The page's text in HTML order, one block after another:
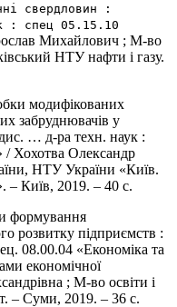
свердловин :
: спец 05.15.10
Михайлович ; М-во
НТУ нафти і газу.
модифікованих
забруднювачів у
… д-ра техн. наук :
/ Хохотва Олександр
НТУ України «Київ.
– Київ, 2019. – 40 с.
формування
розвитку підприємств :
08.00.04 «Економіка та
економічної
; М-во освіти і
– Суми, 2019. – 36 с.